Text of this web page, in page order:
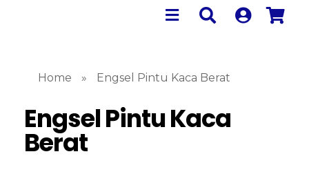
Home » Engsel Pintu Kaca Berat
Engsel Pintu Kaca
Berat